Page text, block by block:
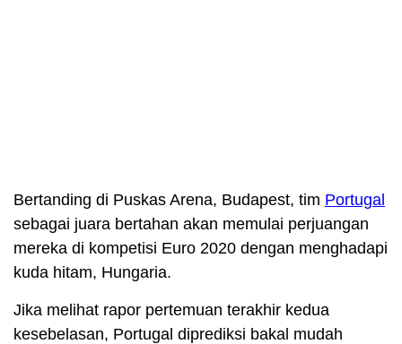
Bertanding di Puskas Arena, Budapest, tim Portugal
sebagai juara bertahan akan memulai perjuangan
mereka di kompetisi Euro 2020 dengan menghadapi
kuda hitam, Hungaria.
Jika melihat rapor pertemuan terakhir kedua
kesebelasan, Portugal diprediksi bakal mudah